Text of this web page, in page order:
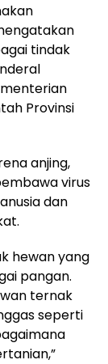
tindak
Provinsi
anjing,
virus
dan
hewan yang
pangan.
ternak
seperti